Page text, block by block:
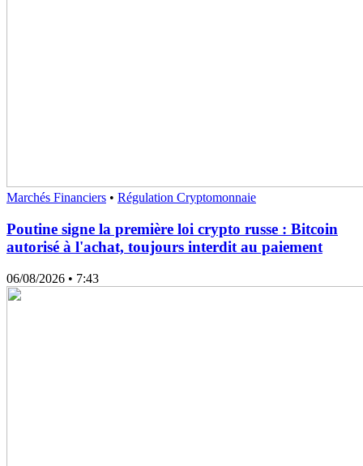
Marchés Financiers • Régulation Cryptomonnaie
Poutine signe la première loi crypto russe : Bitcoin
autorisé à l'achat, toujours interdit au paiement
06/08/2026 • 7:43